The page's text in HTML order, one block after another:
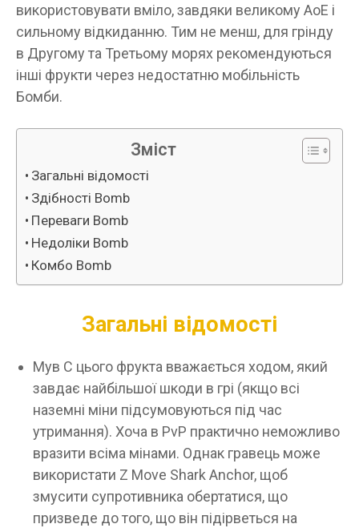
використовувати вміло, завдяки великому AoE і
сильному відкиданню. Тим не менш, для грінду
в Другому та Третьому морях рекомендуються
інші фрукти через недостатню мобільність
Бомби.
Зміст
Загальні відомості
Здібності Bomb
Переваги Bomb
Недоліки Bomb
Комбо Bomb
Загальні відомості
Мув C цього фрукта вважається ходом, який
завдає найбільшої шкоди в грі (якщо всі
наземні міни підсумовуються під час
утримання). Хоча в PvP практично неможливо
вразити всіма мінами. Однак гравець може
використати Z Move Shark Anchor, щоб
змусити супротивника обертатися, що
призведе до того, що він підірветься на